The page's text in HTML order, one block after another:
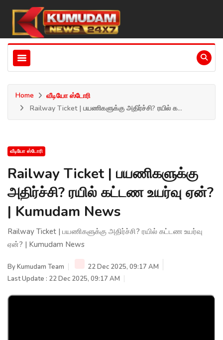
Home
வீடியோ ஸ்டோரி
Railway Ticket | பயணிகளுக்கு அதிர்ச்சி? ரயில் க...
வீடியோ ஸ்டோரி
Railway Ticket | பயணிகளுக்கு
அதிர்ச்சி? ரயில் கட்டண உயர்வு ஏன்?
| Kumudam News
Railway Ticket | பயணிகளுக்கு அதிர்ச்சி? ரயில் கட்டண உயர்வு
ஏன்? | Kumudam News
ByKumudam Team
22 Dec 2025, 09:17 AM
Last Update : 22 Dec 2025, 09:17 AM